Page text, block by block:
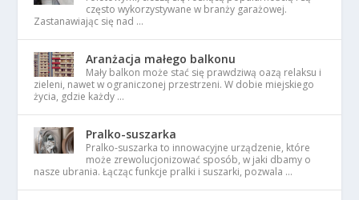
często wykorzystywane w branży garażowej.
Zastanawiając się nad …
Aranżacja małego balkonu
Mały balkon może stać się prawdziwą oazą relaksu i
zieleni, nawet w ograniczonej przestrzeni. W dobie miejskiego
życia, gdzie każdy …
Pralko-suszarka
Pralko-suszarka to innowacyjne urządzenie, które
może zrewolucjonizować sposób, w jaki dbamy o
nasze ubrania. Łącząc funkcje pralki i suszarki, pozwala …